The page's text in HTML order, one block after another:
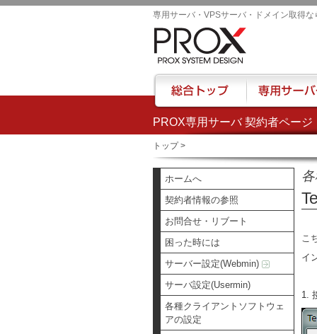
PROX専用サーバ 契約者ページ
専用サーバ・VPSサーバ・ドメイン取得
トップ>
ホームへ
契約者情報の参照
お問合せ・リブート
困った時には
サーバー設定(Webmin)
サーバ設定(Usermin)
各種クライアントソフトウェ
アの設定
こ
イ
1.
総合トップ 専用サーバー